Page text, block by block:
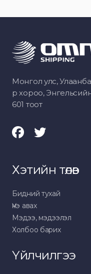
Монгол улс,
р хороо,
601 тоот
Хэтийн төлөв
Бидний тухай
Үнэ авах
Мэдээ, мэдээлэл
Холбоо барих
Үйлчилгээ